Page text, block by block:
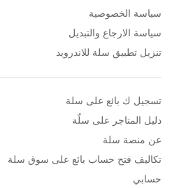
سياسة الخصوصية
سياسة الارجاع والتبديل
تنزيل تطبيق سلة للاندرويد
تسجيل ك بائع على سلة
دليل المتاجر على سلّة
عن منصة سلة
تكاليف فتح حساب بائع على سوق سلة
حسابي